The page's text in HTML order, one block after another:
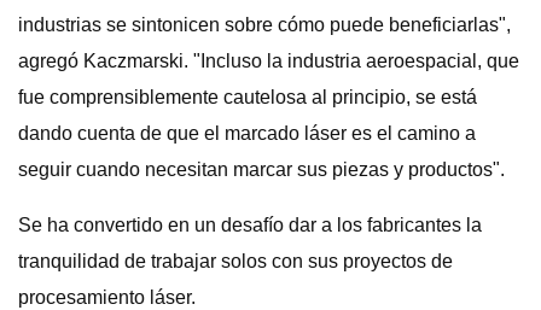
industrias se sintonicen sobre cómo puede beneficiarlas",
agregó Kaczmarski. "Incluso la industria aeroespacial, que
fue comprensiblemente cautelosa al principio, se está
dando cuenta de que el marcado láser es el camino a
seguir cuando necesitan marcar sus piezas y productos".
Se ha convertido en un desafío dar a los fabricantes la
tranquilidad de trabajar solos con sus proyectos de
procesamiento láser.